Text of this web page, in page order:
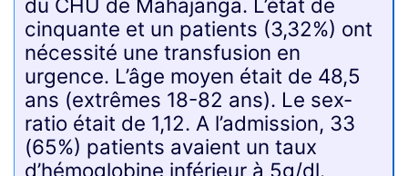
du CHU de Mahajanga. L’état de
cinquante et un patients (3,32%) ont
nécessité une transfusion en
urgence. L’âge moyen était de 48,5
ans (extrêmes 18-82 ans). Le sex-
ratio était de 1,12. A l’admission, 33
(65%) patients avaient un taux
d’hémoglobine inférieur à 5g/dl.